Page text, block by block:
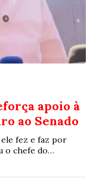
apoio à
ao Senado
fez e faz por
o chefe do